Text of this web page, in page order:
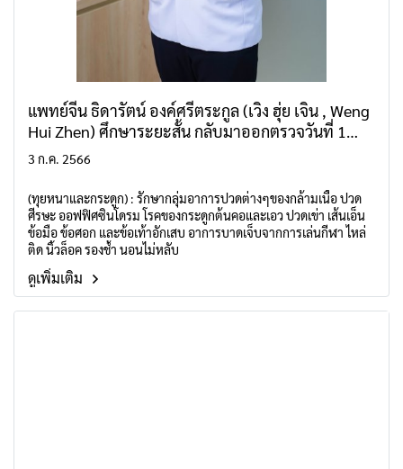
แพทย์จีน ธิดารัตน์ องค์ศรีตระกูล (เวิง ฮุ่ย เจิน , Weng
Hui Zhen) ศึกษาระยะสั้น กลับมาออกตรวจวันที่ 1
กรกฎาคม 2569
3 ก.ค. 2566
(ทุยหนาและกระดูก) : รักษากลุ่มอาการปวดต่างๆของกล้ามเนื้อ ปวด
ศีรษะ ออฟฟิศซินโดรม โรคของกระดูกต้นคอและเอว ปวดเข่า เส้นเอ็น
ข้อมือ ข้อศอก และข้อเท้าอักเสบ อาการบาดเจ็บจากการเล่นกีฬา ไหล่
ติด นิ้วล็อค รองช้ำ นอนไม่หลับ
ดูเพิ่มเติม